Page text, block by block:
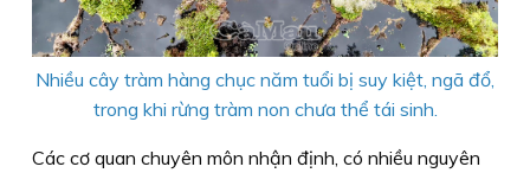
Nhiều cây tràm hàng chục năm tuổi bị suy kiệt, ngã đổ,
trong khi rừng tràm non chưa thể tái sinh.
Các cơ quan chuyên môn nhận định, có nhiều nguyên